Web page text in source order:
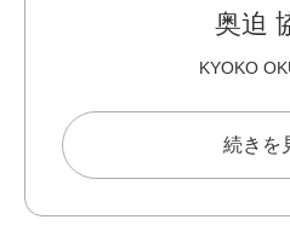
奥迫
KYOKO
続きを